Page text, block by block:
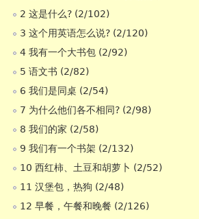
2 这是什么? (2/102)
3 这个用英语怎么说? (2/120)
4 我有一个大书包 (2/92)
5 语文书 (2/82)
6 我们是同桌 (2/54)
7 为什么他们各不相同? (2/98)
8 我们的家 (2/58)
9 我们有一个书架 (2/132)
10 西红柿、土豆和胡萝卜 (2/52)
11 汉堡包，热狗 (2/48)
12 早餐，午餐和晚餐 (2/126)